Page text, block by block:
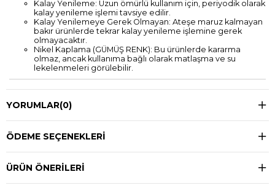
Kalay Yenileme: Uzun ömürlü kullanım için, periyodik olarak
kalay yenileme işlemi tavsiye edilir.
Kalay Yenilemeye Gerek Olmayan: Ateşe maruz kalmayan
bakır ürünlerde tekrar kalay yenileme işlemine gerek
olmayacaktır.
Nikel Kaplama (GÜMÜŞ RENK): Bu ürünlerde kararma
olmaz, ancak kullanıma bağlı olarak matlaşma ve su
lekelenmeleri görülebilir.
YORUMLAR(0)
ÖDEME SEÇENEKLERI
ÜRÜN ÖNERILERI